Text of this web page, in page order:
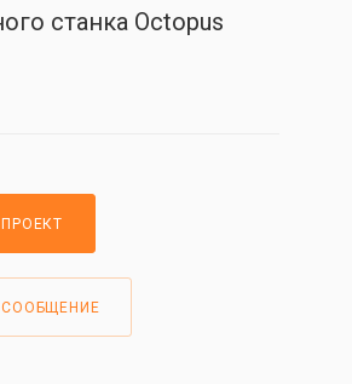
станка Octopus
СООБЩЕНИЕ